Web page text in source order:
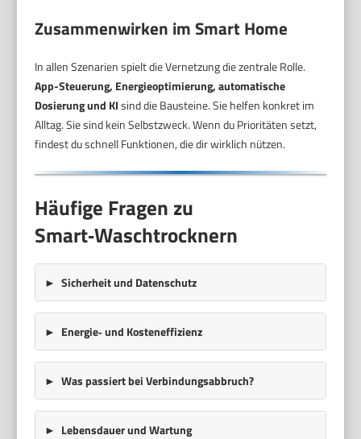
Zusammenwirken im Smart Home
In allen Szenarien spielt die Vernetzung die zentrale Rolle.
App-Steuerung, Energieoptimierung, automatische
Dosierung und KIsind die Bausteine. Sie helfen konkret im
Alltag. Sie sind kein Selbstzweck. Wenn du Prioritäten setzt,
findest du schnell Funktionen, die dir wirklich nützen.
Häufige Fragen zu
Smart‑Waschtrocknern
Sicherheit und Datenschutz
Energie‑ und Kosteneffizienz
Was passiert bei Verbindungsabbruch?
Lebensdauer und Wartung